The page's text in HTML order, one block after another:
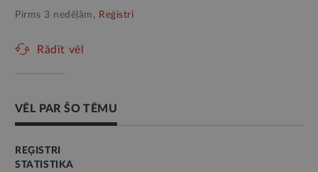
Pirms 3 nedēļām, Reģistri
Rādīt vēl
VĒL PAR ŠO TĒMU
REĢISTRI
STATISTIKA